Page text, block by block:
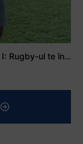
Mohamed Salhi, vicecampion național juniori I: Rugby-ul te învață să accepți și înfrângerile